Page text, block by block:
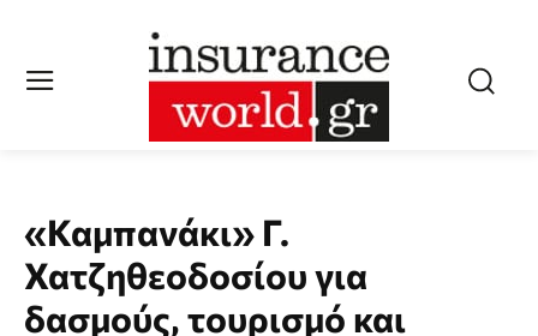
«Καμπανάκι» Γ.
Χατζηθεοδοσίου για
δασμούς, τουρισμό και